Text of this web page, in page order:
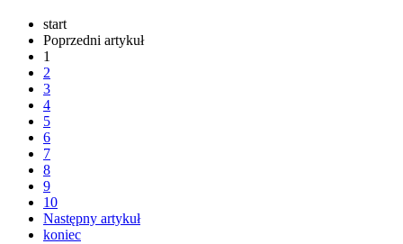
start
Poprzedni artykuł
1
2
3
4
5
6
7
8
9
10
Następny artykuł
koniec